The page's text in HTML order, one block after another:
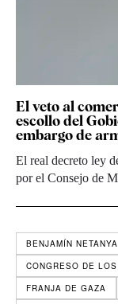
El veto al
escollo del
embargo de
El real decreto ley
por el Consejo de
BENJAMÍN
CONGRESO DE
FRANJA DE GAZA